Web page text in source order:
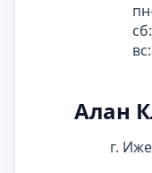
сб:
вс:
Алан
г.